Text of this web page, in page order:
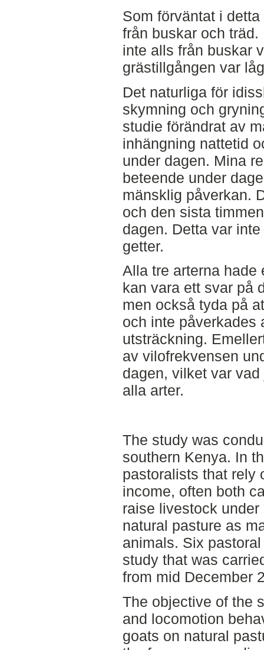
Som förväntat i
från buskar och
inte alls från buskar
grästillgången var
Det naturliga för
skymning och
studie förändrat av
inhängning nattetid
under dagen. Mina
beteende under
mänsklig påverkan.
och den sista
dagen. Detta var
getter.
Alla tre arterna hade
kan vara ett svar på
men också tyda på
och inte påverkades
utsträckning.
av vilofrekvensen
dagen, vilket var
alla arter.
The study was
southern Kenya. In
pastoralists that rely
income, often both
raise livestock
natural pasture as
animals. Six
study that was
from mid December
The objective of the
and locomotion
goats on natural